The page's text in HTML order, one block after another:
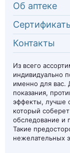
Об аптеке
Контакты
Из всего
индивидуально
именно для вас.
показания,
эффекты, лучше
который
обследование и
Такие
нежелательных